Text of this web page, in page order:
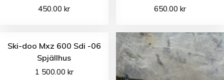
450.00kr 650.00 kr
Ski-doo Mxz 600 Sdi -06
Spjällhus
1 500.00 kr